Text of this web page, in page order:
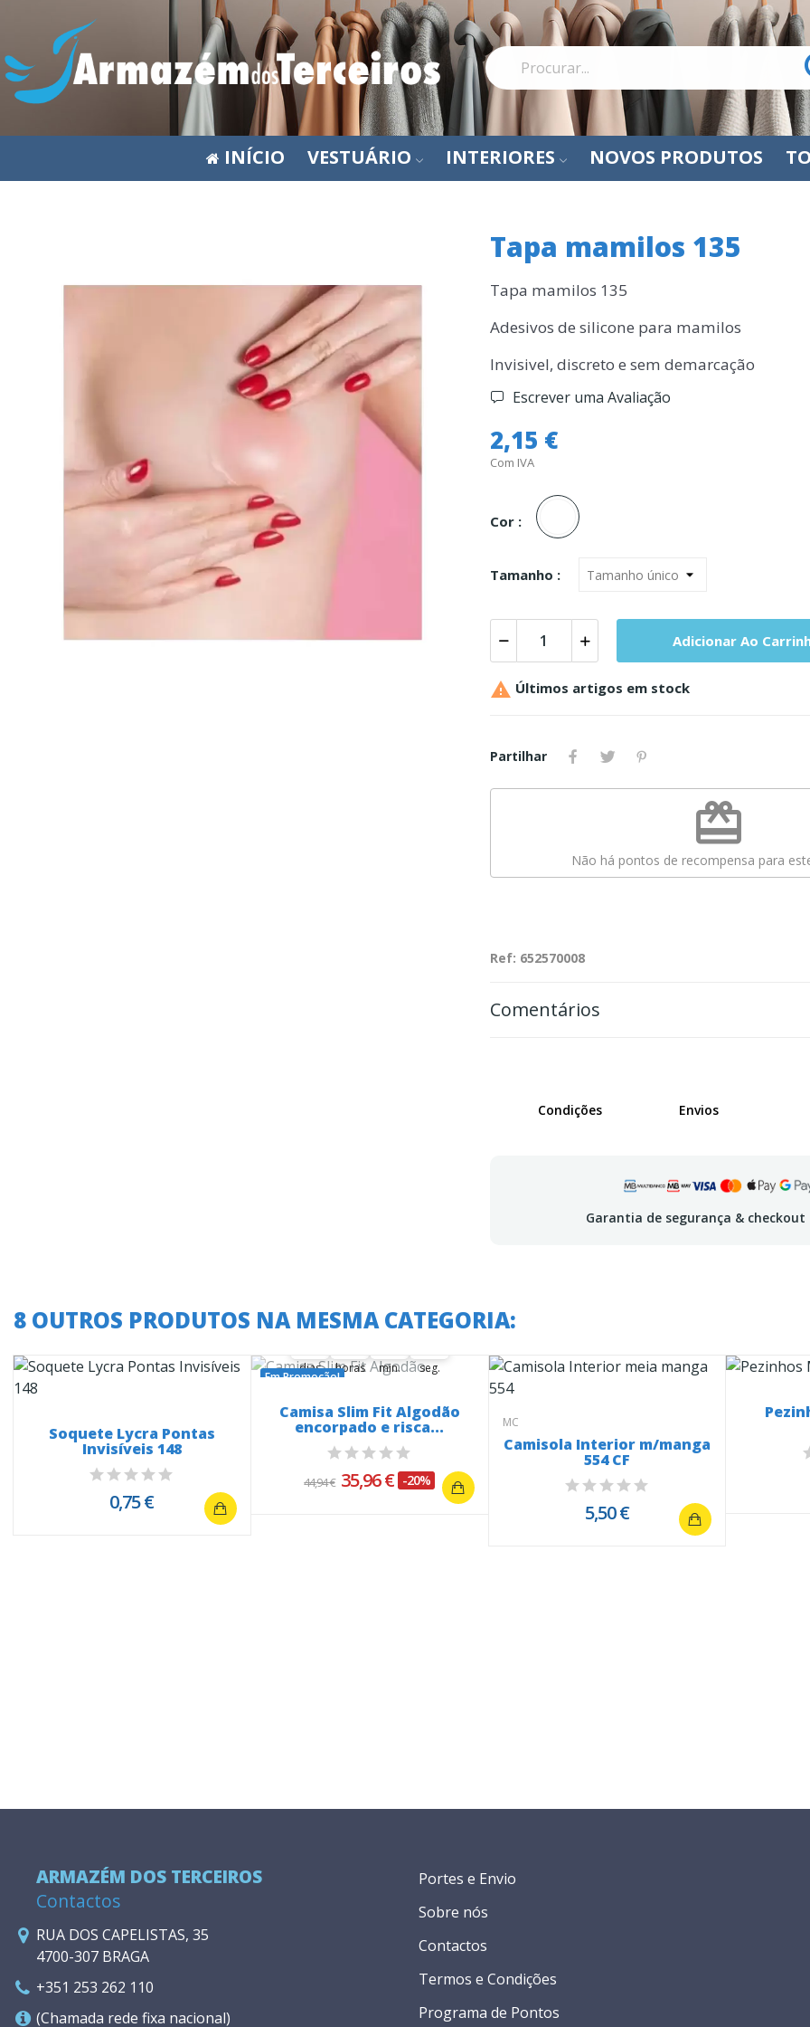
INÍCIO VESTUÁRIO INTERIORES NOVOS PRODUTOS
Tapa mamilos 135
Tapa mamilos 135
Adesivos de silicone para mamilos
Invisivel, discreto e sem demarcação
Escrever uma Avaliação
2,15 €
Com IVA
Cor :
Unica
Tamanho :
Adicionar Ao
 Últimos artigos em stock
Partilhar
redeem
Não há pontos de recompensa para
Ref: 652570008
Comentários
Condições Envios
Garantia de segurança & checkout
8 OUTROS PRODUTOS NA MESMA CATEGORIA:
Soquete Lycra Pontas
Invisíveis 148
0,75 €
37
37
00
dias
18
18
00
horas
13
13
14
min.
57
57
58
seg.
Em Promoção!
Camisa Slim Fit Algodão
encorpado e risca...
44,94 € 35,96 € -20%
MC
Camisola Interior m/manga
554 CF
5,50 €
ARMAZÉM DOS TERCEIROS
Contactos
RUA DOS CAPELISTAS, 35
4700-307 BRAGA
+351 253 262 110
(Chamada rede fixa nacional)
Portes e Envio
Sobre nós
Contactos
Termos e Condições
Programa de Pontos